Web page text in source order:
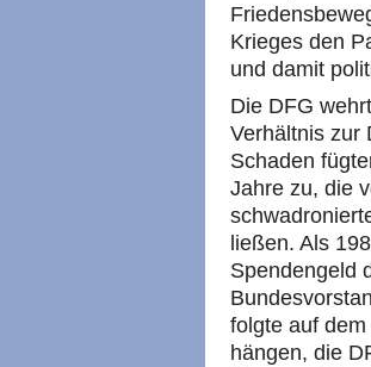
Krieges den
und damit
Die DFG
Verhältnis zur
Schaden
Jahre zu, die
ließen. Als
Spendengeld
folgte auf
hängen, die